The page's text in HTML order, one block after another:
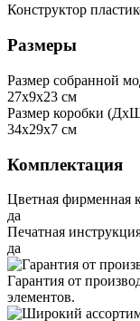
Конструктор
Размеры
Размер собранной
27x9x23 см
Размер коробки
34x29x7 см
Комплектация
Цветная фирменная
да
Печатная
да
Гарантия от
элементов.